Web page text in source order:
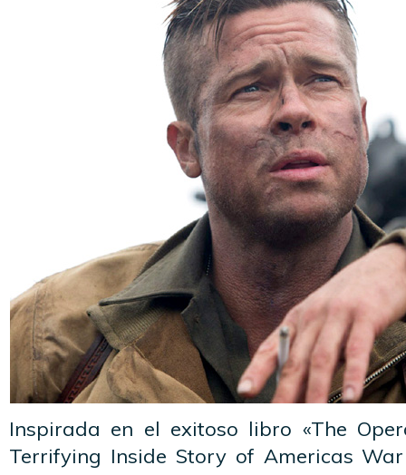
Inspirada en el exitoso libro «The
Terrifying Inside Story of Americas